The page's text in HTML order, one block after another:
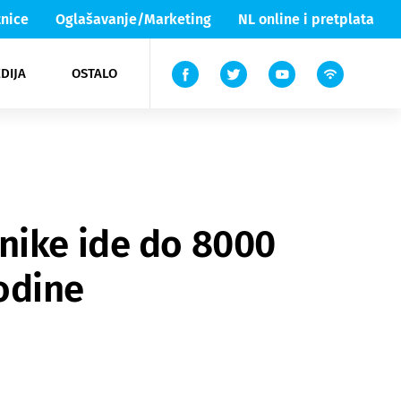
Oglašavanje/Marketing NL online i pretplata
OSTALO
Lika & Senj
TV
ide do 8000